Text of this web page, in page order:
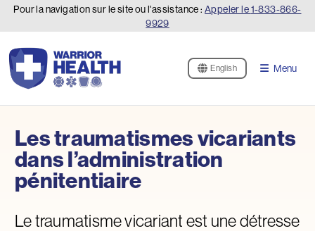
Pour la navigation sur le site ou l'assistance : Appeler le1-833-866-
9929
English Menu
Les traumatismes vicariants
dans l’administration
pénitentiaire
Le traumatisme vicariant est une détresse